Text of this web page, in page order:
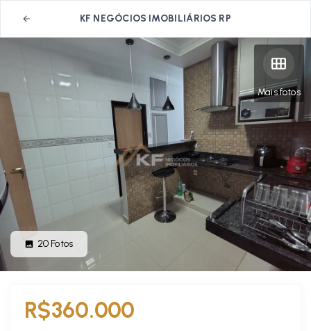
KF NEGÓCIOS IMOBILIÁRIOS RP
Mais fotos
20 Fotos
R$360.000